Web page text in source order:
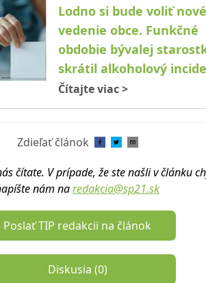
Lodno si bude voliť nové
vedenie obce. Funkčné
obdobie bývalej
skrátil alkoholový
Čítajte viac>
Zdieľať článok
čítate. V prípade, že ste našli v článku
nám naredakcia@sp21.sk
Poslať TIP redakcii na článok
Diskusia (0)